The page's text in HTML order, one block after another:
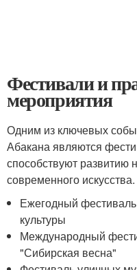
Фестивали и
мероприятия
Одним из ключевых
Абакана являются
способствуют развитию
современного искусства.
Ежегодный
культуры
Международный
"Сибирская весна"